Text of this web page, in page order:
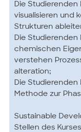
Die
visualisieren und
Strukturen
Die
chemischen
verstehen
alteration;
Die
Methode zur
Sustainable
Stellen des